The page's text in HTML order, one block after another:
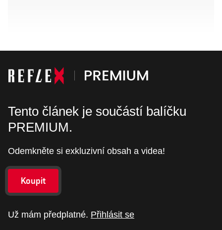
Tento článek je součástí balíčku
PREMIUM.
Odemkněte si exkluzivní obsah a videa!
Koupit
Už mám předplatné. Přihlásit se